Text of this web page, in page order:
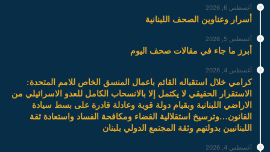
أغسطس 6, 2026
أسرار وعناوين الصحف اللبنانية
أغسطس 5, 2026
أبرز ما جاء في مقالات صحف اليوم
أغسطس 4, 2026
كرامي خلال استقباله القائم باعمال المنسق الخاص للامم المتحدة:
الاستقرار الحقيقي لا يكتمل إلا بالانسحاب الكامل للعدو الاسرائيلي من
الاراضي اللبنانية وبقيام دولة قوية وعادلة قادرة على بسط سيادة
القانون…وترسيخ استقلالية القضاء ومكافحة الفساد واستعادة ثقة
اللبنانيين بدولتهم وثقة المجتمع الدولي بلبنان
أغسطس 4, 2026